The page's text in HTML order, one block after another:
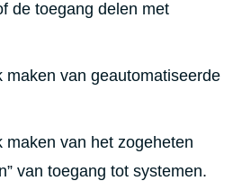
de toegang delen met
maken van geautomatiseerde
maken van het zogeheten
van toegang tot systemen.